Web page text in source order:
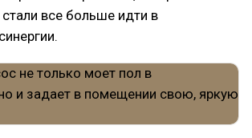
все больше идти в